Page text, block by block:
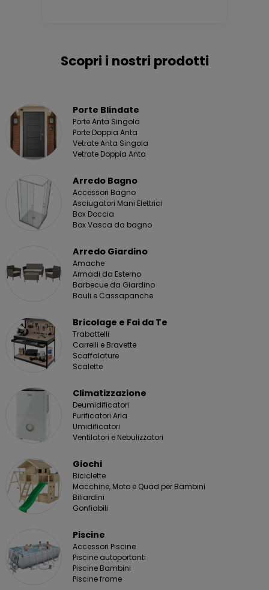
Scopri i nostri prodotti
Porte Blindate
Porte Anta Singola
Porte Doppia Anta
Vetrate Anta Singola
Vetrate Doppia Anta
Arredo Bagno
Accessori Bagno
Asciugatori Mani Elettrici
Box Doccia
Box Vasca da bagno
Arredo Giardino
Amache
Armadi da Esterno
Barbecue da Giardino
Bauli e Cassapanche
Bricolage e Fai da Te
Trabattelli
Carrelli e Bravette
Scaffalature
Scalette
Climatizzazione
Deumidificatori
Purificatori Aria
Umidificatori
Ventilatori e Nebulizzatori
Giochi
Biciclette
Macchine, Moto e Quad per Bambini
Biliardini
Gonfiabili
Piscine
Accessori Piscine
Piscine autoportanti
Piscine Bambini
Piscine frame